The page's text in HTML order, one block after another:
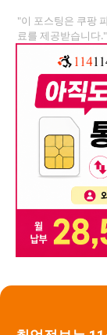
"이 포스팅은 쿠팡
료를 제공받습니다."